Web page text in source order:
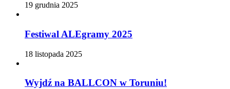
19 grudnia 2025
Festiwal ALEgramy 2025
18 listopada 2025
Wyjdź na BALLCON w Toruniu!